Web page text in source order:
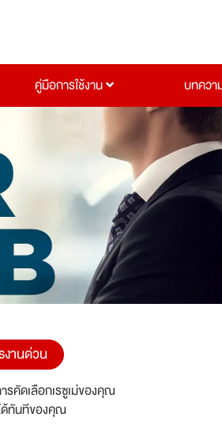
คู่มือการใช้งาน บทควา
านด่วน
รคัดเลือกเรซูเม่ของคุณ
ด้ทันทีของคุณ